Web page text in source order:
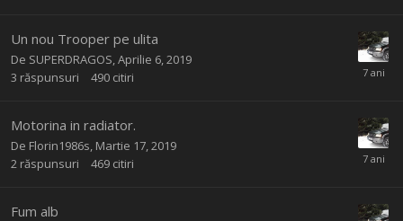
Un nou Trooper pe ulita
De SUPERDRAGOS Aprilie 6, 2019
3 răspunsuri 490 citiri
Motorina in radiator.
De Florin1986s Martie 17, 2019
2 răspunsuri 469 citiri
Fum alb